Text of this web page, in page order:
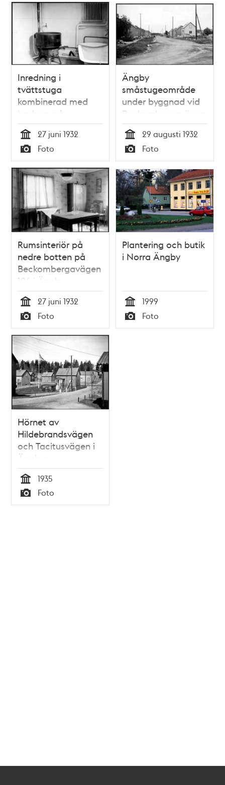
Inredning i
tvättstuga
kombinerad med
badrum på
Beckombergavägen
128 i Ängby
småstugeområde
Tid
27 juni 1932
Typ
Foto
Ängby
småstugeområde
under byggnad vid
Beckombergavägen,
från
Blackebergsvägen
Tid
29 augusti 1932
Typ
Foto
Rumsinteriör på
nedre botten på
Beckombergavägen
126 i Ängby
småstugeområde
Tid
27 juni 1932
Typ
Foto
Plantering och butik
i Norra Ängby
Tid
1999
Typ
Foto
Hörnet av
Hildebrandsvägen
och Tacitusvägen i
Ängbys
småstugeområde
Tid
1935
Typ
Foto